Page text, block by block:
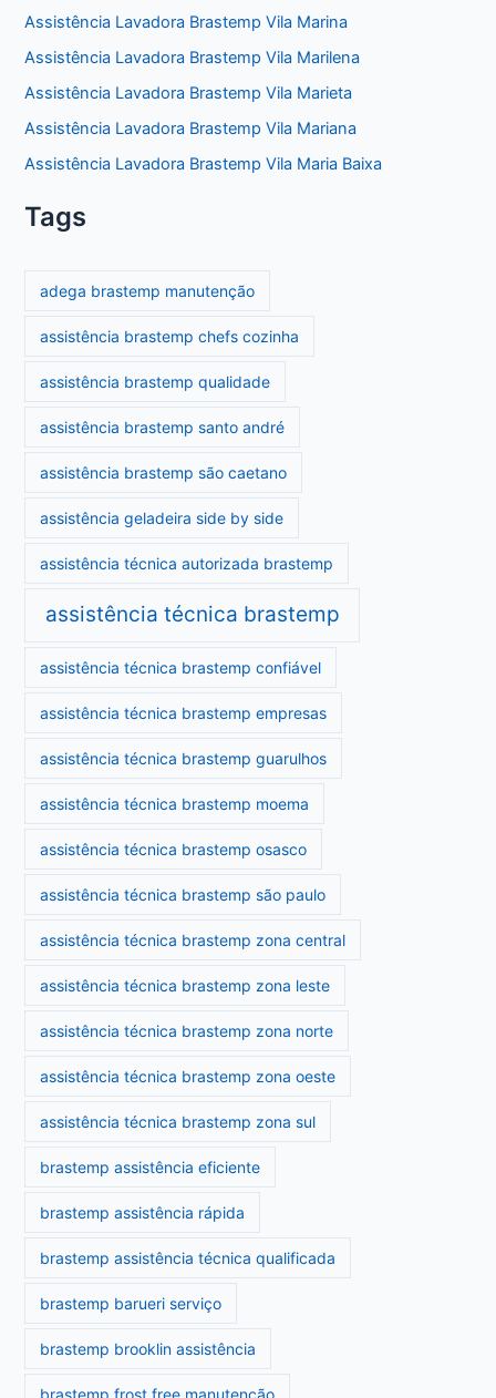
Assistência Lavadora Brastemp Vila Marina
Assistência Lavadora Brastemp Vila Marilena
Assistência Lavadora Brastemp Vila Marieta
Assistência Lavadora Brastemp Vila Mariana
Assistência Lavadora Brastemp Vila Maria Baixa
Tags
adega brastemp manutenção
assistência brastemp chefs cozinha
assistência brastemp qualidade
assistência brastemp santo andré
assistência brastemp são caetano
assistência geladeira side by side
assistência técnica autorizada brastemp
assistência técnica brastemp
assistência técnica brastemp confiável
assistência técnica brastemp empresas
assistência técnica brastemp guarulhos
assistência técnica brastemp moema
assistência técnica brastemp osasco
assistência técnica brastemp são paulo
assistência técnica brastemp zona central
assistência técnica brastemp zona leste
assistência técnica brastemp zona norte
assistência técnica brastemp zona oeste
assistência técnica brastemp zona sul
brastemp assistência eficiente
brastemp assistência rápida
brastemp assistência técnica qualificada
brastemp barueri serviço
brastemp brooklin assistência
brastemp frost free manutenção